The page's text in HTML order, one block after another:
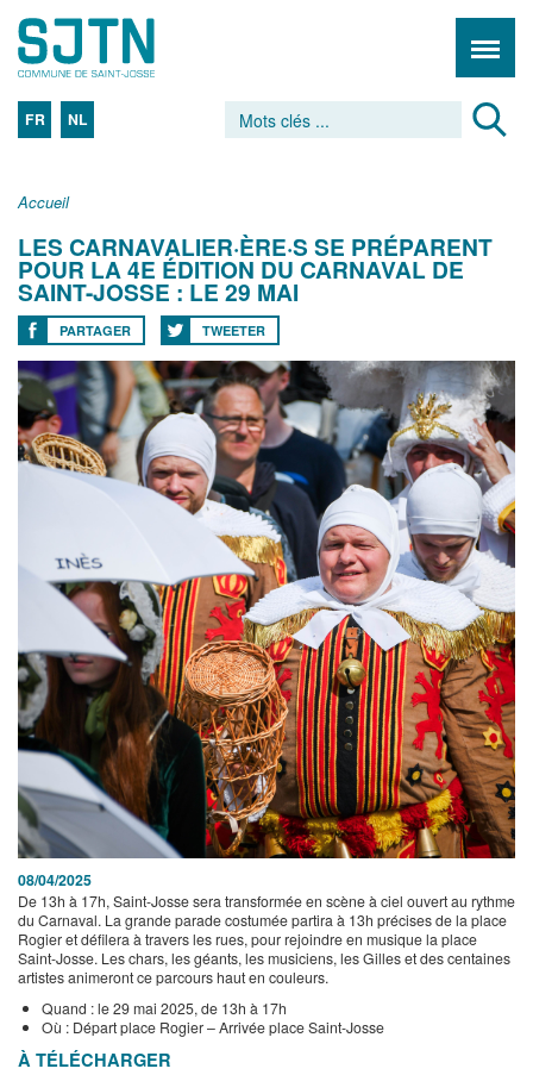
FR NL
Accueil
LES CARNAVALIER·ÈRE·S SE PRÉPARENT
POUR LA 4E ÉDITION DU CARNAVAL DE
SAINT-JOSSE : LE 29 MAI
PARTAGER TWEETER
08/04/2025
De 13h à 17h, Saint-Josse sera transformée en scène à ciel ouvert au rythme
du Carnaval. La grande parade costumée partira à 13h précises de la place
Rogier et défilera à travers les rues, pour rejoindre en musique la place
Saint-Josse. Les chars, les géants, les musiciens, les Gilles et des centaines
artistes animeront ce parcours haut en couleurs.
Quand : le 29 mai 2025, de 13h à 17h
Où : Départ place Rogier – Arrivée place Saint-Josse
À TÉLÉCHARGER